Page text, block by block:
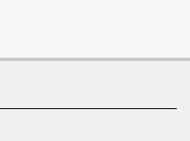
dass Gebote nur
akzeptieren.